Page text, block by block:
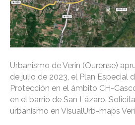
Urbanismo de Verín (Ourense)
de julio de 2023, el Plan Especial
Protección en el ámbito CH-
en el barrio de San Lázaro.
urbanismo en VisualUrb-maps